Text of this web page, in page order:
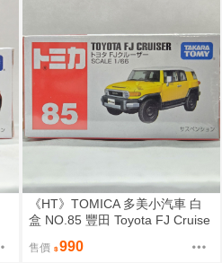
《HT》TOMICA 多美小汽車 白
盒 NO.85 豐田 Toyota FJ Cruise
售價 990